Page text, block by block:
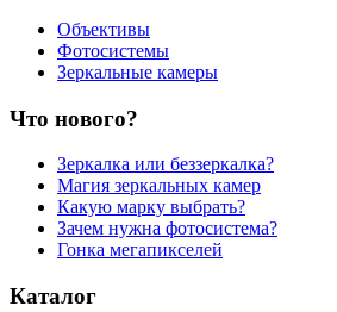
Объективы
Фотосистемы
Зеркальные камеры
Что нового?
Зеркалка или беззеркалка?
Магия зеркальных камер
Какую марку выбрать?
Зачем нужна фотосистема?
Гонка мегапикселей
Каталог